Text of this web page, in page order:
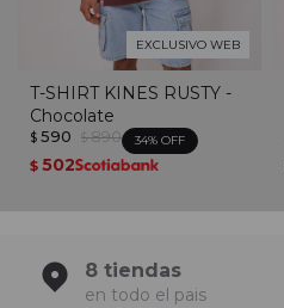
EXCLUSIVO WEB
T-SHIRT KINES RUSTY -
Chocolate
$ 590 $ 890 34
$ 502
8 tiendas
en todo el pais